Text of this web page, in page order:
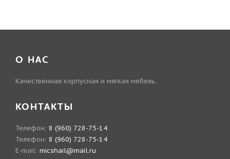
О НАС
Качественная корпусная и мягкая мебель.
КОНТАКТЫ
Телефон: 8 (960) 728-75-14
Телефон: 8 (960) 728-75-14
E-mail: micshail@mail.ru